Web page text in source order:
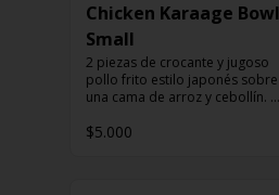
Chicken Karaage Bowl
Small
2 piezas de crocante y jugoso
pollo frito estilo japonés sobre
una cama de arroz y cebollín.
Mayo o Salsa Tonkatsu.
$5.000